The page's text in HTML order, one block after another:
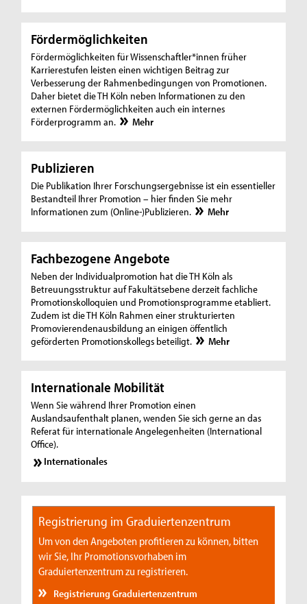
Fördermöglichkeiten
Fördermöglichkeiten für Wissenschaftler*innen früher
Karrierestufen leisten einen wichtigen Beitrag zur
Verbesserung der Rahmenbedingungen von Promotionen.
Daher bietet die TH Köln neben Informationen zu den
externen Fördermöglichkeiten auch ein internes
Förderprogramm an.
Mehr
Publizieren
Die Publikation Ihrer Forschungsergebnisse ist ein essentieller
Bestandteil Ihrer Promotion – hier finden Sie mehr
Informationen zum (Online-)Publizieren.
Mehr
Fachbezogene Angebote
Neben der Individualpromotion hat die TH Köln als
Betreuungsstruktur auf Fakultätsebene derzeit fachliche
Promotionskolloquien und Promotionsprogramme etabliert.
Zudem ist die TH Köln Rahmen einer strukturierten
Promovierendenausbildung an einigen öffentlich
geförderten Promotionskollegs beteiligt.
Mehr
Internationale Mobilität
Wenn Sie während Ihrer Promotion einen
Auslandsaufenthalt planen, wenden Sie sich gerne an das
Referat für internationale Angelegenheiten (International
Office).
Internationales
Registrierung im Graduiertenzentrum
Um von den Angeboten profitieren zu können, bitten
wir Sie, Ihr Promotionsvorhaben im
Graduiertenzentrum zu registrieren.
Registrierung Graduiertenzentrum